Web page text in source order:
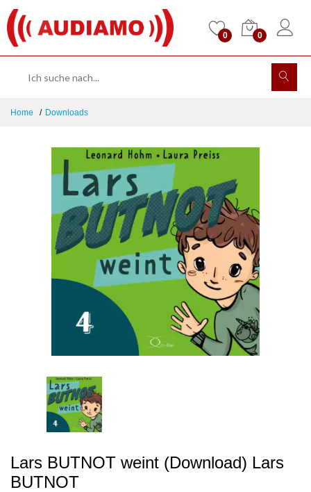
0 0
Home Downloads
Lars BUTNOT weint (Download) Lars
BUTNOT